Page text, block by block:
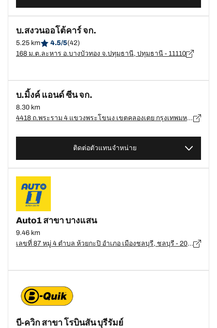
บ.สงวนออโต้คาร์ จก.
5.25 km 4.5/5(42)
168 ม.ต.ละหาร อ.บางบัวทอง จ.ปทุมธานี, ปทุมธานี - 11110
บ.มิ้งค์ แอนด์ ซีน จก.
8.30 km
4418 ถ.พระราม 4 แขวงพระโขนง เขตคลองเตย กรุงเทพมหานคร, กรุงเทพมหานคร - 10110
ติดต่อตัวแทนจำหน่าย
Auto1 สาขา บางแสน
9.46 km
เลขที่ 87 หมู่ 4 ตำบล ห้วยกะปิ อำเภอ เมืองชลบุรี, ชลบุรี - 20130
บี-ควิก สาขา โรบินสัน บุรีรัมย์